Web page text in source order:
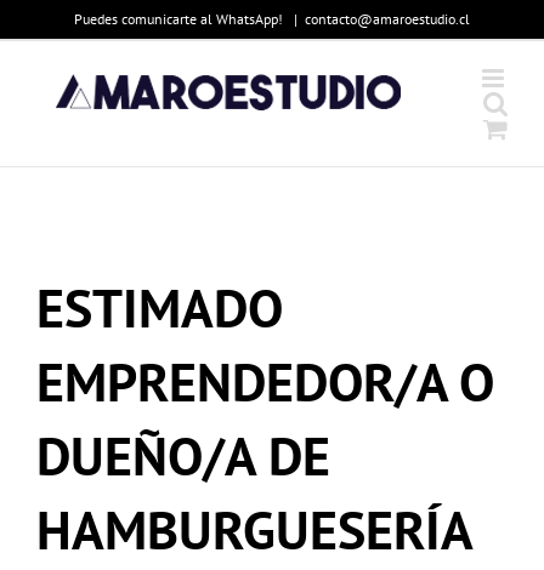
content
Puedes comunicarte al WhatsApp! | contacto@amaroestudio.cl
ESTIMADO
EMPRENDEDOR/A O
DUEÑO/A DE
HAMBURGUESERÍA